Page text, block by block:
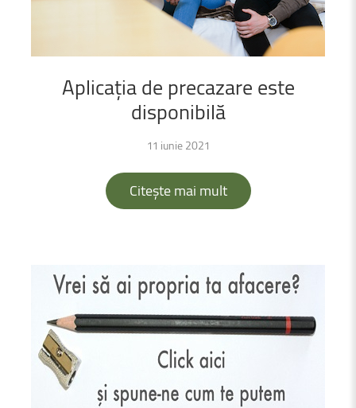
Aplicațiade precazare este
disponibilă
11 iunie 2021
Citește mai mult